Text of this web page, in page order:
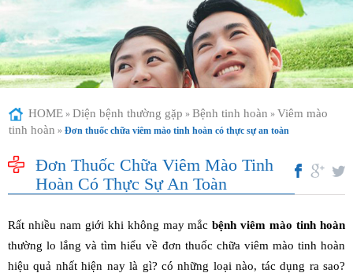
HOME » Diện bệnh thường gặp » Bệnh tinh hoàn » Viêm mào
tinh hoàn » Đơn thuốc chữa viêm mào tinh hoàn có thực sự an toàn
Đơn Thuốc Chữa Viêm Mào Tinh
Hoàn Có Thực Sự An Toàn
Rất nhiều nam giới khi không may mắcbệnh viêm mào tinh hoàn
thường lo lắng và tìm hiểu về đơn thuốc chữa viêm mào tinh hoàn
hiệu quả nhất hiện nay là gì? có những loại nào, tác dụng ra sao?